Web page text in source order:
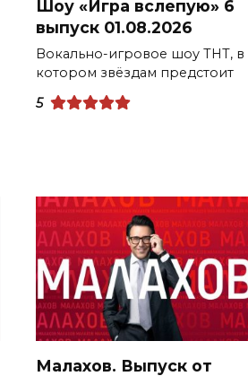
Шоу «Игра вслепую» 6
выпуск 01.08.2026
Вокально-игровое шоу ТНТ, в
котором звёздам предстоит
5
Малахов. Выпуск от